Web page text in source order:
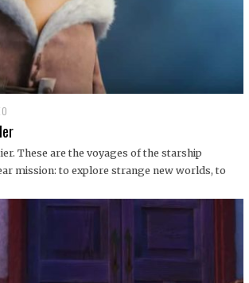
These are the voyages of the starship
mission: to explore strange new worlds, to